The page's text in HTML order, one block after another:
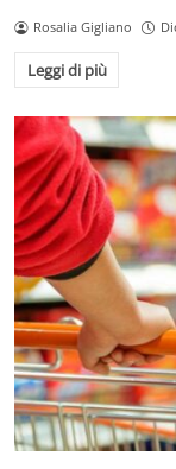
Rosalia Gigliano
Leggi di più